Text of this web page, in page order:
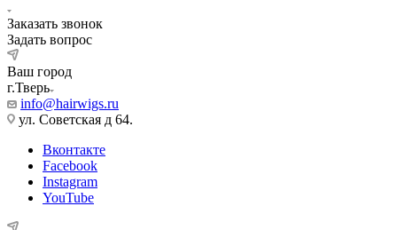
Заказать звонок
Задать вопрос
Ваш город
г.Тверь
info@hairwigs.ru
ул. Советская д 64.
Вконтакте
Facebook
Instagram
YouTube